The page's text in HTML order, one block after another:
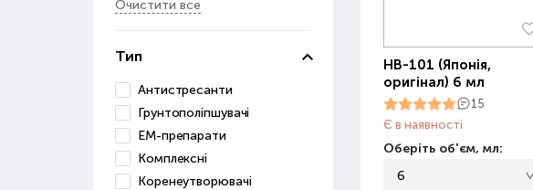
Очистити все
Тип
Антистресанти
Грунтополіпшувачі
ЕМ-препарати
Комплексні
Коренеутворювачі
НВ-101 (Японія,
оригінал) 6 мл
15
Є в наявності
Оберіть об'єм, мл:
6